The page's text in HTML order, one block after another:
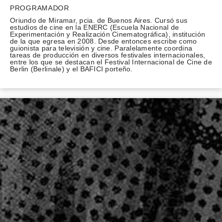
PROGRAMADOR
Oriundo de Miramar, pcia. de Buenos Aires. Cursó sus
estudios de cine en la ENERC (Escuela Nacional de
Experimentación y Realización Cinematográfica), institución
de la que egresa en 2008. Desde entonces escribe como
guionista para televisión y cine. Paralelamente coordina
tareas de producción en diversos festivales internacionales,
entre los que se destacan el Festival Internacional de Cine de
Berlin (Berlinale) y el BAFICI porteño.